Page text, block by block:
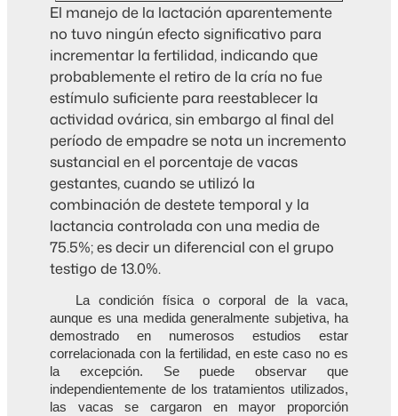
El manejo de la lactación aparentemente
no tuvo ningún efecto significativo para
incrementar la fertilidad, indicando que
probablemente el retiro de la cría no fue
estímulo suficiente para reestablecer la
actividad ovárica, sin embargo al final del
período de empadre se nota un incremento
sustancial en el porcentaje de vacas
gestantes, cuando se utilizó la
combinación de destete temporal y la
lactancia controlada con una media de
75.5%; es decir un diferencial con el grupo
testigo de 13.0%.
La condición física o corporal de la vaca,
aunque es una medida generalmente subjetiva, ha
demostrado en numerosos estudios estar
correlacionada con la fertilidad, en este caso no es
la excepción. Se puede observar que
independientemente de los tratamientos utilizados,
las vacas se cargaron en mayor proporción